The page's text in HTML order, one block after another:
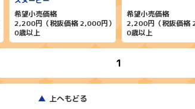
希望小売価格
2,200円（税抜価格 2,000円）
0歳以上
希望小売価格
2,200円（税抜価格
0歳以上
1
上へもどる